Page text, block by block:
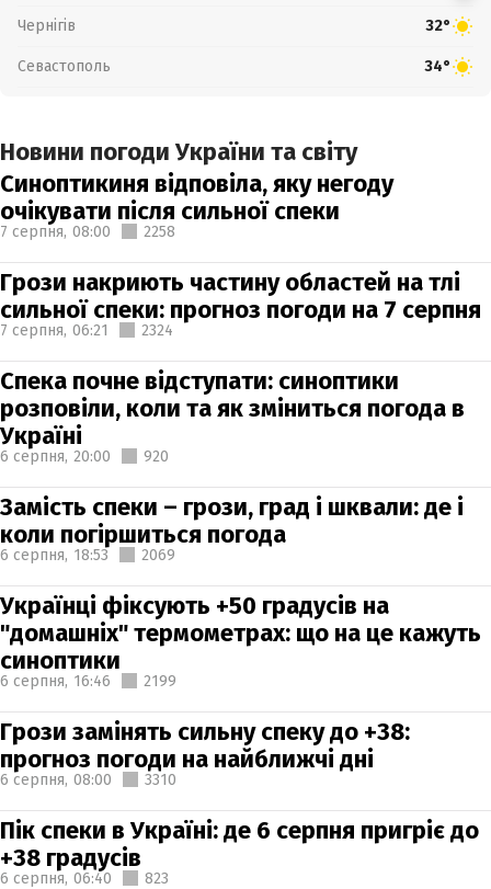
Чернігів 32°
Севастополь 34°
Новини погоди України та світу
Синоптикиня відповіла, яку негоду
очікувати після сильної спеки
7 серпня, 08:00 2258
Грози накриють частину областей на тлі
сильної спеки: прогноз погоди на 7 серпня
7 серпня, 06:21 2324
Спека почне відступати: синоптики
розповіли, коли та як зміниться погода в
Україні
6 серпня, 20:00 920
Замість спеки – грози, град і шквали: де і
коли погіршиться погода
6 серпня, 18:53 2069
Українці фіксують +50 градусів на
"домашніх" термометрах: що на це кажуть
синоптики
6 серпня, 16:46 2199
Грози замінять сильну спеку до +38:
прогноз погоди на найближчі дні
6 серпня, 08:00 3310
Пік спеки в Україні: де 6 серпня пригріє до
+38 градусів
6 серпня, 06:40 823